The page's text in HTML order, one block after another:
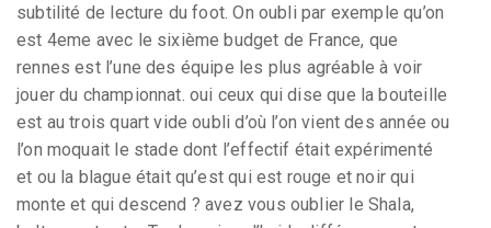
subtilité de lecture du foot. On oubli par exemple qu’on
est 4eme avec le sixième budget de France, que
rennes est l’une des équipe les plus agréable à voir
jouer du championnat. oui ceux qui dise que la bouteille
est au trois quart vide oubli d’où l’on vient des année ou
l’on moquait le stade dont l’effectif était expérimenté
et ou la blague était qu’est qui est rouge et noir qui
monte et qui descend ? avez vous oublier le Shala,